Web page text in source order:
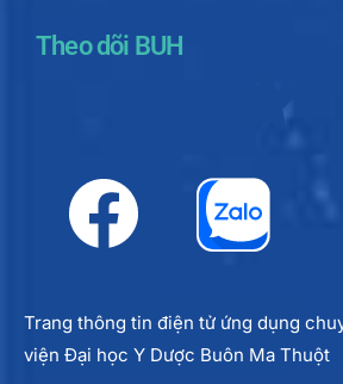
Theo dõi BUH
Trang thông tin điện tử ứng dụng
viện Đại học Y Dược Buôn Ma Thuột